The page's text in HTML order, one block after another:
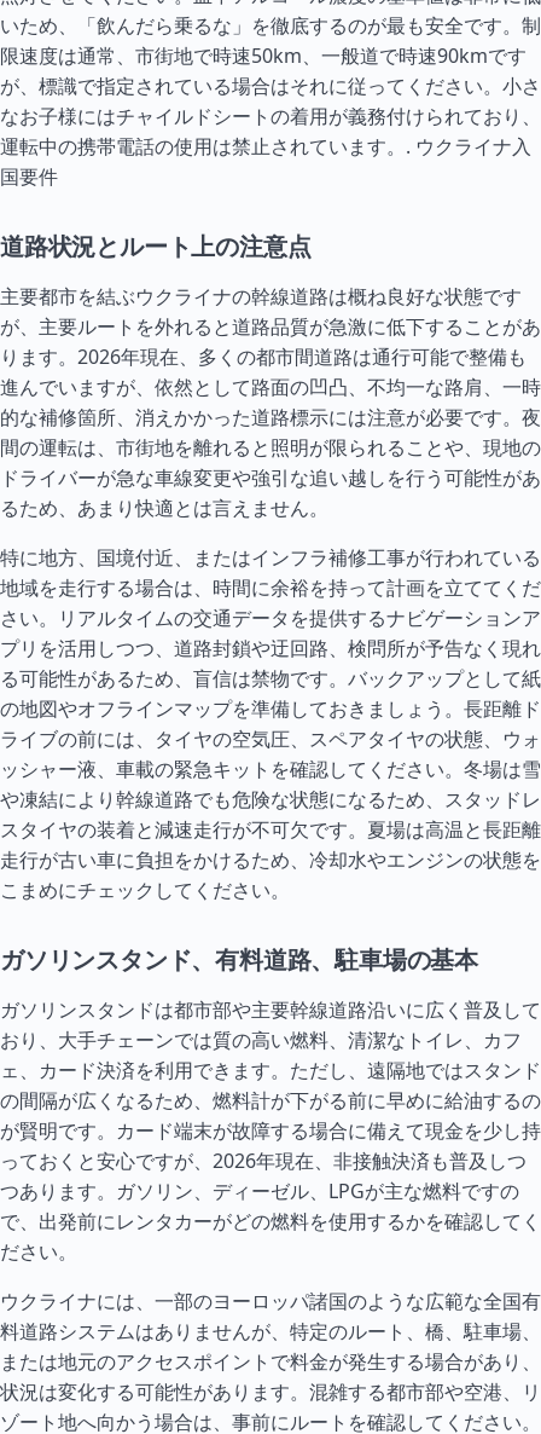
いため、「飲んだら乗るな」を徹底するのが最も安全です。制
限速度は通常、市街地で時速50km、一般道で時速90kmです
が、標識で指定されている場合はそれに従ってください。小さ
なお子様にはチャイルドシートの着用が義務付けられており、
運転中の携帯電話の使用は禁止されています。. ウクライナ入
国要件
道路状況とルート上の注意点
主要都市を結ぶウクライナの幹線道路は概ね良好な状態です
が、主要ルートを外れると道路品質が急激に低下することがあ
ります。2026年現在、多くの都市間道路は通行可能で整備も
進んでいますが、依然として路面の凹凸、不均一な路肩、一時
的な補修箇所、消えかかった道路標示には注意が必要です。夜
間の運転は、市街地を離れると照明が限られることや、現地の
ドライバーが急な車線変更や強引な追い越しを行う可能性があ
るため、あまり快適とは言えません。
特に地方、国境付近、またはインフラ補修工事が行われている
地域を走行する場合は、時間に余裕を持って計画を立ててくだ
さい。リアルタイムの交通データを提供するナビゲーションア
プリを活用しつつ、道路封鎖や迂回路、検問所が予告なく現れ
る可能性があるため、盲信は禁物です。バックアップとして紙
の地図やオフラインマップを準備しておきましょう。長距離ド
ライブの前には、タイヤの空気圧、スペアタイヤの状態、ウォ
ッシャー液、車載の緊急キットを確認してください。冬場は雪
や凍結により幹線道路でも危険な状態になるため、スタッドレ
スタイヤの装着と減速走行が不可欠です。夏場は高温と長距離
走行が古い車に負担をかけるため、冷却水やエンジンの状態を
こまめにチェックしてください。
ガソリンスタンド、有料道路、駐車場の基本
ガソリンスタンドは都市部や主要幹線道路沿いに広く普及して
おり、大手チェーンでは質の高い燃料、清潔なトイレ、カフ
ェ、カード決済を利用できます。ただし、遠隔地ではスタンド
の間隔が広くなるため、燃料計が下がる前に早めに給油するの
が賢明です。カード端末が故障する場合に備えて現金を少し持
っておくと安心ですが、2026年現在、非接触決済も普及しつ
つあります。ガソリン、ディーゼル、LPGが主な燃料ですの
で、出発前にレンタカーがどの燃料を使用するかを確認してく
ださい。
ウクライナには、一部のヨーロッパ諸国のような広範な全国有
料道路システムはありませんが、特定のルート、橋、駐車場、
または地元のアクセスポイントで料金が発生する場合があり、
状況は変化する可能性があります。混雑する都市部や空港、リ
ゾート地へ向かう場合は、事前にルートを確認してください。